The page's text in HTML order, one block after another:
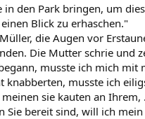
den Park bringen, um
Blick zu erhaschen."
die Augen vor
Die Mutter schrie und
musste ich mich mit
musste ich
sie kauten an Ihrem,
Sie bereit sind, will ich